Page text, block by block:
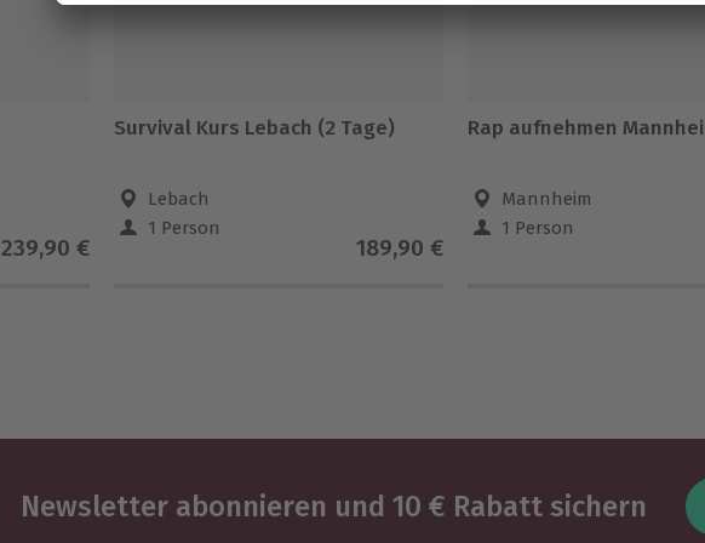
239,90 €
Survival Kurs Lebach (2 Tage)
Lebach
1 Person
189,90 €
Rap aufnehmen
Mannheim
1 Person
Newsletter abonnieren und 10 € Rabatt sichern